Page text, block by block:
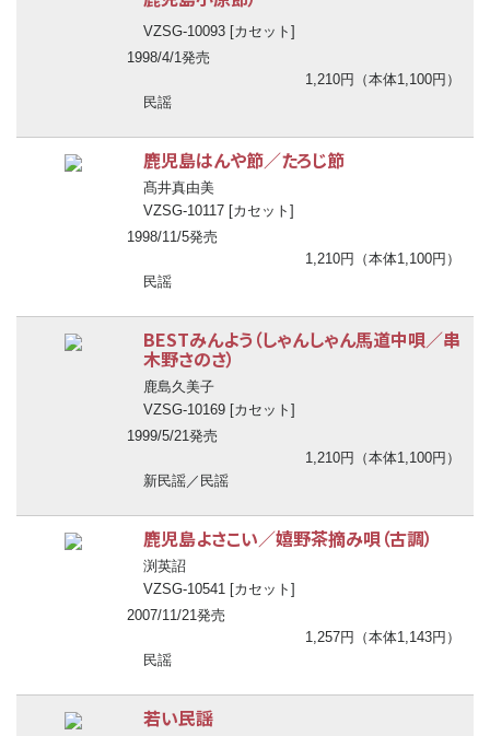
VZSG-10093 [カセット]
1998/4/1発売
1,210円（本体1,100円）
民謡
鹿児島はんや節／たろじ節
髙井真由美
VZSG-10117 [カセット]
1998/11/5発売
1,210円（本体1,100円）
民謡
BESTみんよう（しゃんしゃん馬道中唄／串
木野さのさ）
鹿島久美子
VZSG-10169 [カセット]
1999/5/21発売
1,210円（本体1,100円）
新民謡／民謡
鹿児島よさこい／嬉野茶摘み唄（古調）
渕英詔
VZSG-10541 [カセット]
2007/11/21発売
1,257円（本体1,143円）
民謡
若い民謡